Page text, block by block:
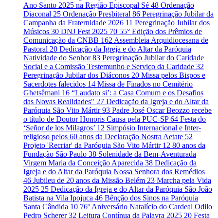
Ano Santo 2025 na Região Episcopal Sé 48 Ordenação
Diaconal 25 Ordenação Presbiteral 86 Peregrinação Jubilar da
Campanha da Fraternidade 2026 11 Peregrinação Jubilar dos
Músicos 30 DNJ Fest 2025 70 55° Edição dos Prêmios de
Comunicação da CNBB 162 Assembleia Arquidiocesana de
Pastoral 20 Dedicação da Igreja e do Altar da Paróquia
Natividade do Senhor83 Peregrinação Jubilar do Caridade
Social e a Comissão Testemunho e Serviço da Caridade 32
Peregrinação Jubilar dos Diáconos 20 Missa pelos Bispos e
Sacerdotes falecidos 14 Missa de Finados no Cemitério
Ghetsêmani 16 “Laudato si’: a Casa Comum e os Desafios
das Novas Realidades" 27 Dedicação da Igreja e do Altar da
Paróquia São Vito Mártir93 Padre José Oscar Beozzo recebe
o título de Doutor Honoris Causa pela PUC-SP64 Festa do
‘Señor de los Milagros’ 12 Simpósio Internacional e Inter-
religioso pelos 60 anos da Declaração Nostra Aetate 52
Projeto 'Recriar' da Paróquia São Vito Mártir 12 80 anos da
Fundação São Paulo 38 Solenidade da Bem-Aventurada
Virgem Maria da Conceição Aparecida 38 Dedicação da
Igreja e do Altar da Paróquia Nossa Senhora dos Remédios
46 Jubileu de 20 anos da Missão Belém 23 Marcha pela Vida
2025 25 Dedicação da Igreja e do Altar da Paróquia São João
Batista na Vila Ipojuca 46 Bênção dos Sinos na Paróquia
Santa Cândida 10 76º Aniversário Natalício do Cardeal Odilo
Pedro Scherer32 Leitura Contínua da Palavra 2025 20 Festa